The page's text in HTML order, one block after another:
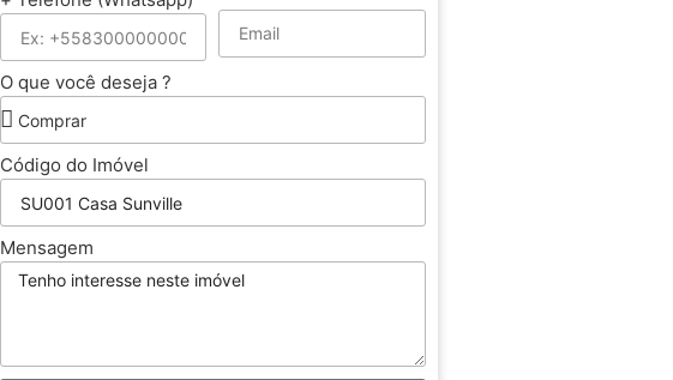
O que você deseja ?
Código do Imóvel
Mensagem